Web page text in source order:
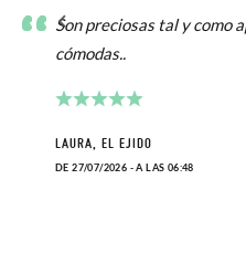
Son preciosas tal y como
cómodas..
LAURA, EL EJIDO
DE 27/07/2026 - A LAS 06:48